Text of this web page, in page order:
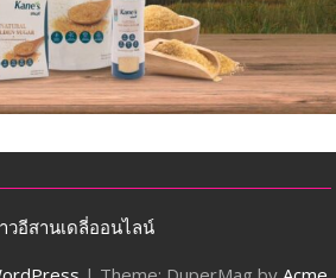
วอีสานเดลี่ออนไลน์